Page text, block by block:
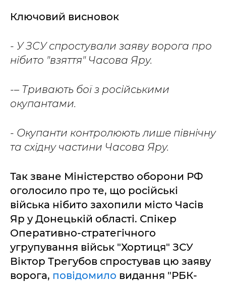
Ключовий висновок
- У ЗСУ спростували заяву ворога про
нібито "взяття" Часова Яру.
-– Тривають бої з російськими
окупантами.
- Окупанти контролюють лише північну
та східну частини Часова Яру.
Так зване Міністерство оборони РФ
оголосило про те, що російські
війська нібито захопили місто Часів
Яр у Донецькій області. Спікер
Оперативно-стратегічного
угрупування військ "Хортиця" ЗСУ
Віктор Трегубов спростував цю заяву
ворога, повідомило видання "РБК-